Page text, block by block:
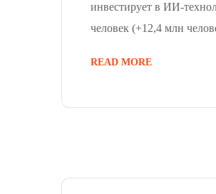
инвестирует в ИИ-
человек (+12,4 млн
READ MORE